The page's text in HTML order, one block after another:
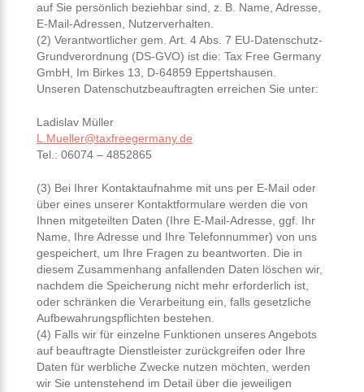
auf Sie persönlich beziehbar sind, z. B. Name, Adresse,
E-Mail-Adressen, Nutzerverhalten.
(2) Verantwortlicher gem. Art. 4 Abs. 7 EU-Datenschutz-
Grundverordnung (DS-GVO) ist die: Tax Free Germany
GmbH, Im Birkes 13, D-64859 Eppertshausen.
Unseren Datenschutzbeauftragten erreichen Sie unter:
Ladislav Müller
L.Mueller@taxfreegermany.de
Tel.: 06074 – 4852865
(3) Bei Ihrer Kontaktaufnahme mit uns per E-Mail oder
über eines unserer Kontaktformulare werden die von
Ihnen mitgeteilten Daten (Ihre E-Mail-Adresse, ggf. Ihr
Name, Ihre Adresse und Ihre Telefonnummer) von uns
gespeichert, um Ihre Fragen zu beantworten. Die in
diesem Zusammenhang anfallenden Daten löschen wir,
nachdem die Speicherung nicht mehr erforderlich ist,
oder schränken die Verarbeitung ein, falls gesetzliche
Aufbewahrungspflichten bestehen.
(4) Falls wir für einzelne Funktionen unseres Angebots
auf beauftragte Dienstleister zurückgreifen oder Ihre
Daten für werbliche Zwecke nutzen möchten, werden
wir Sie untenstehend im Detail über die jeweiligen